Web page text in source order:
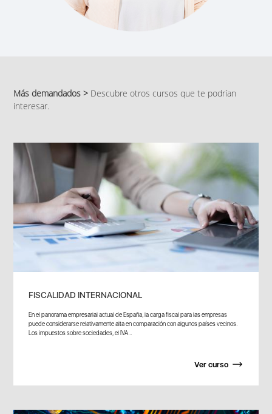
Más demandados > Descubre otros cursos que te podrían
interesar.
FISCALIDAD INTERNACIONAL
En el panorama empresarial actual de España, la carga fiscal para las empresas
puede considerarse relativamente alta en comparación con algunos países vecinos.
Los impuestos sobre sociedades, el IVA...
Ver curso